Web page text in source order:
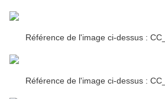
Référence de l'image ci-dessus :
Référence de l'image ci-dessus :